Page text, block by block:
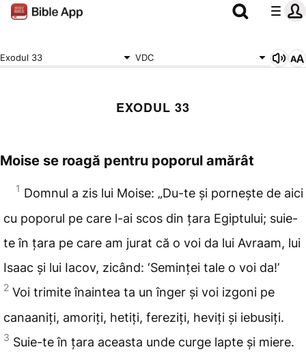
Exodul 33 VDC
EXODUL 33
Moise se roagă pentru poporul amărât
1 Domnul a zis lui Moise: „Du-te și pornește de aici
cu poporul pe care l-ai scos din țara Egiptului; suie-
te în țara pe care am jurat că o voi da lui Avraam, lui
Isaac și lui Iacov, zicând: ‘Seminței tale o voi da!’
2 Voi trimite înaintea ta un înger și voi izgoni pe
canaaniți, amoriți, hetiți, fereziți, heviți și iebusiți.
3 Suie-te în țara aceasta unde curge lapte și miere.